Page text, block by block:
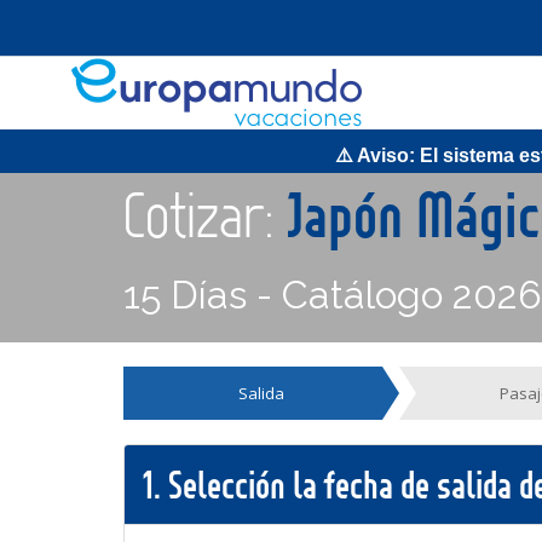
⚠️ Aviso: El sistema
Cotizar: Japón
15 Días - Catálogo
Salida
1. Selección la fecha de salida